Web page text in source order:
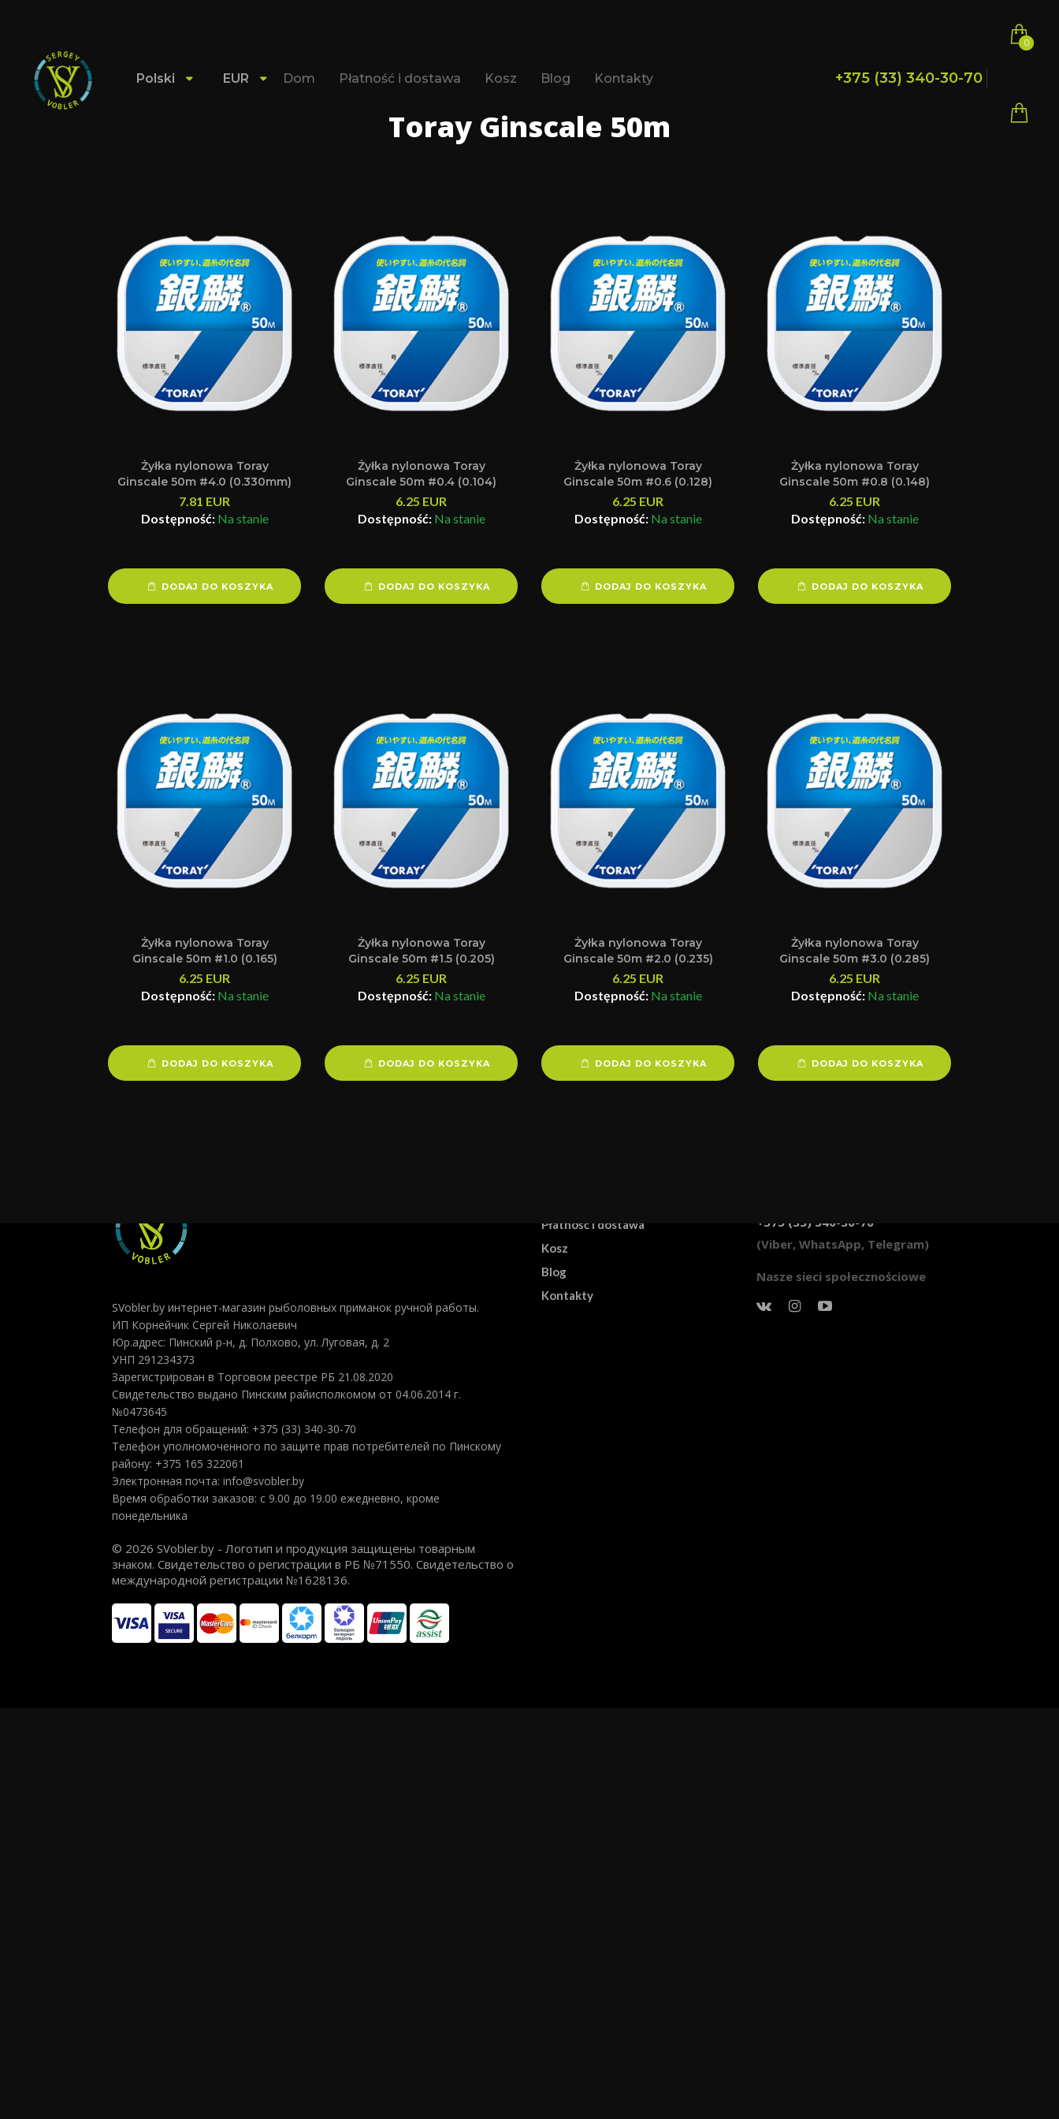
Polski EUR Dom Płatność i dostawa Kosz Blog Kontakty +375 (33) 340-30-70
0
0
Toray Ginscale 50m
Żyłka nylonowa Toray
Ginscale 50m #4.0 (0.330mm)
7.81 EUR
Dostępność: Na stanie
DODAJ DO KOSZYKA
Żyłka nylonowa Toray
Ginscale 50m #0.4 (0.104)
6.25 EUR
Dostępność: Na stanie
DODAJ DO KOSZYKA
Żyłka nylonowa Toray
Ginscale 50m #0.6 (0.128)
6.25 EUR
Dostępność: Na stanie
DODAJ DO KOSZYKA
Żyłka nylonowa Toray
Ginscale 50m #0.8 (0.148)
6.25 EUR
Dostępność: Na stanie
DODAJ DO KOSZYKA
Żyłka nylonowa Toray
Ginscale 50m #1.0 (0.165)
6.25 EUR
Dostępność: Na stanie
DODAJ DO KOSZYKA
Żyłka nylonowa Toray
Ginscale 50m #1.5 (0.205)
6.25 EUR
Dostępność: Na stanie
DODAJ DO KOSZYKA
Żyłka nylonowa Toray
Ginscale 50m #2.0 (0.235)
6.25 EUR
Dostępność: Na stanie
DODAJ DO KOSZYKA
Żyłka nylonowa Toray
Ginscale 50m #3.0 (0.285)
6.25 EUR
Dostępność: Na stanie
DODAJ DO KOSZYKA
SVobler.by интернет-магазин рыболовных приманок ручной работы.
ИП Корнейчик Сергей Николаевич
Юр.адрес: Пинский р-н, д. Полхово, ул. Луговая, д. 2
УНП 291234373
Зарегистрирован в Торговом реестре РБ 21.08.2020
Свидетельство выдано Пинским райисполкомом от 04.06.2014 г.
№0473645
Телефон для обращений: +375 (33) 340-30-70
Телефон уполномоченного по защите прав потребителей по Пинскому
району: +375 165 322061
Электронная почта: info@svobler.by
Время обработки заказов: с 9.00 до 19.00 ежедневно, кроме
понедельника
© 2026 SVobler.by - Логотип и продукция защищены товарным
знаком. Свидетельство о регистрации в РБ №71550. Свидетельство о
международной регистрации №1628136.
Płatność i dostawa
Kosz
Blog
Kontakty
+375 (33) 340-30-70
(Viber, WhatsApp, Telegram)
Nasze sieci społecznościowe